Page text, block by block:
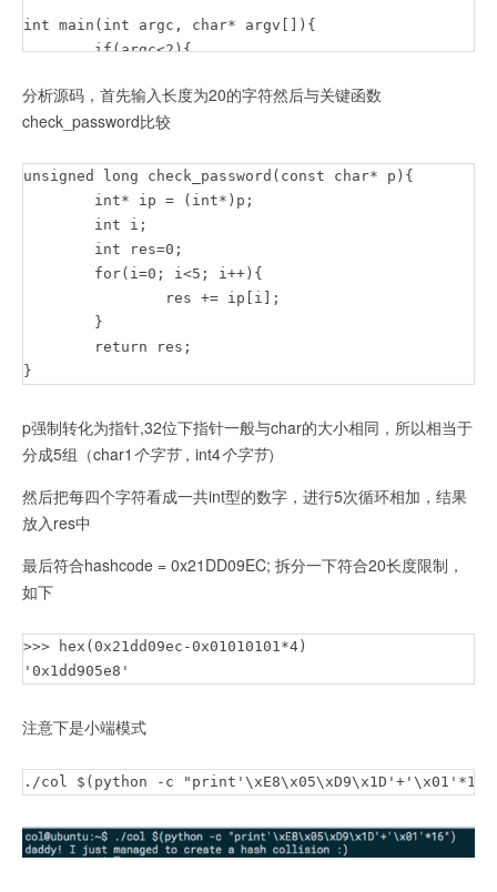
int main(int argc, char* argv[]){
	if(argc<2){
		return 0;
	}
		printf("passcode length should be 20 bytes\n");
		return 0;
		return 0;
	else
		printf("wrong passcode.\n");
}
分析源码，首先输入长度为20的字符然后与关键函数
check_password比较
unsigned long check_password(const char* p){
}
p强制转化为指针,32位下指针一般与char的大小相同，所以相当于
分成5组（char1 个字节，int4个字节）
然后把每四个字符看成一共int型的数字，进行5次循环相加，结果
放入res中
最后符合hashcode = 0x21DD09EC; 拆分一下符合20长度限制，
如下
>>> hex(0x21dd09ec-0x01010101*4)
'0x1dd905e8'
注意下是小端模式
./col $(python -c